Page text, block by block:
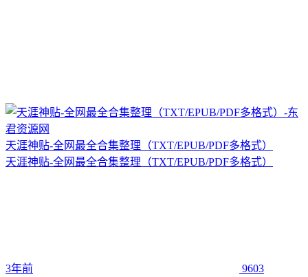
天涯神贴-全网最全合集整理（TXT/EPUB/PDF多格式）
天涯神贴-全网最全合集整理（TXT/EPUB/PDF多格式）
3年前 9603